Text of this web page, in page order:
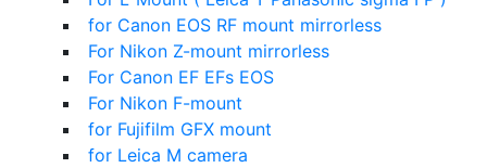
for Canon EOS RF mount mirrorless
For Nikon Z-mount mirrorless
For Canon EF EFs EOS
For Nikon F-mount
for Fujifilm GFX mount
for Leica M camera